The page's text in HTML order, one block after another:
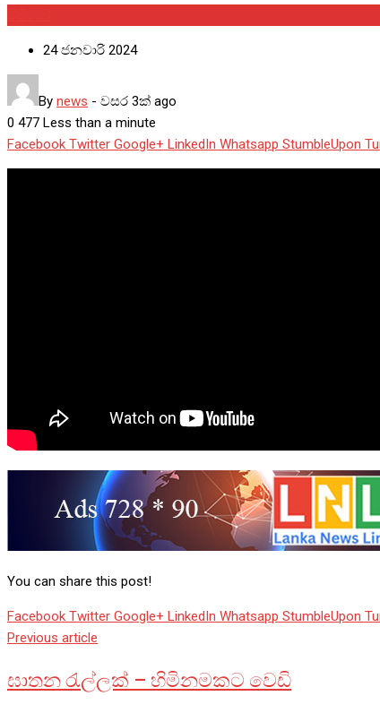
24 ජනවාරි 2024
By news - වසර 3ක් ago
0 477 Less than a minute
Facebook Twitter Google+ LinkedIn Whatsapp StumbleUpon
You can share this post!
Facebook Twitter Google+ LinkedIn Whatsapp StumbleUpon
Previous article
ඝාතන රැල්ලක් – හිමිනමකට වෙඩි